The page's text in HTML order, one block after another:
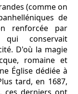
(comme on
de
renforcée par
qui conservait
D'où la magie
romaine et
Église dédiée à
tard, en 1687,